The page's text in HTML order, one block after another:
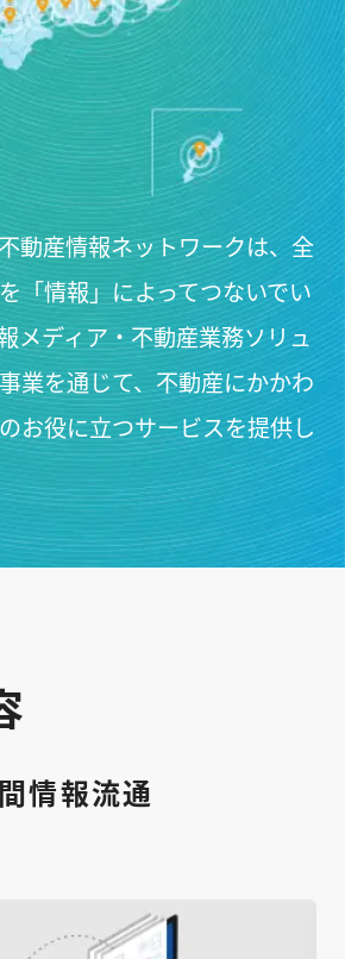
動産情報ネットワークは、 全
「情報」によってつないでい
メディア・不動産業務ソリュ
業を通じて、不動産にかかわ
お役に立つサービスを提供し
情報流通